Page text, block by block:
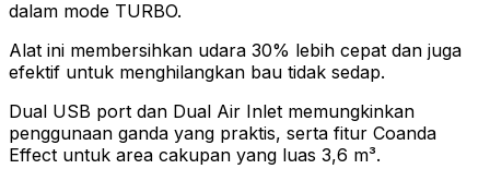
dalam mode TURBO.
Alat ini membersihkan udara 30% lebih cepat dan juga
efektif untuk menghilangkan bau tidak sedap.
Dual USB port dan Dual Air Inlet memungkinkan
penggunaan ganda yang praktis, serta fitur Coanda
Effect untuk area cakupan yang luas 3,6 m³.